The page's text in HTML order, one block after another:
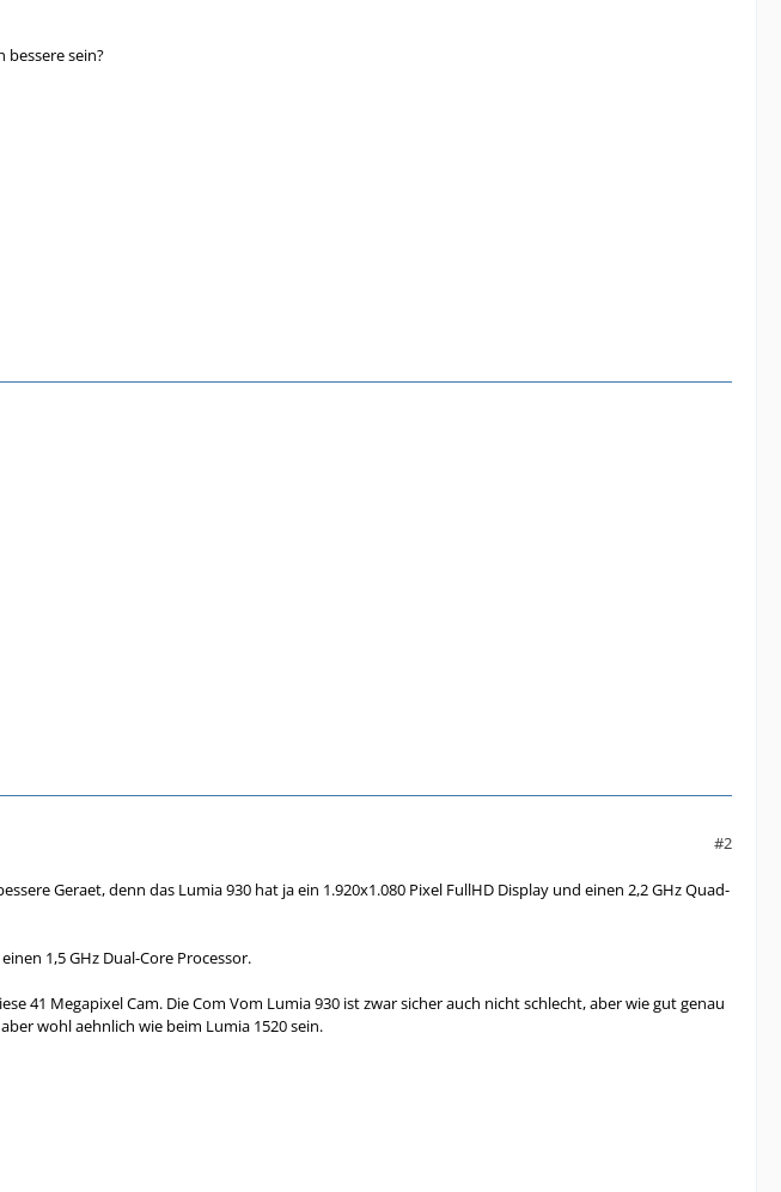
bessere sein?
#2
Geraet, denn das Lumia 930 hat ja ein 1.920x1.080 Pixel FullHD Display und einen 2,2 GHz Quad-
1,5 GHz Dual-Core Processor.
41 Megapixel Cam. Die Com Vom Lumia 930 ist zwar sicher auch nicht schlecht, aber wie gut genau
wohl aehnlich wie beim Lumia 1520 sein.